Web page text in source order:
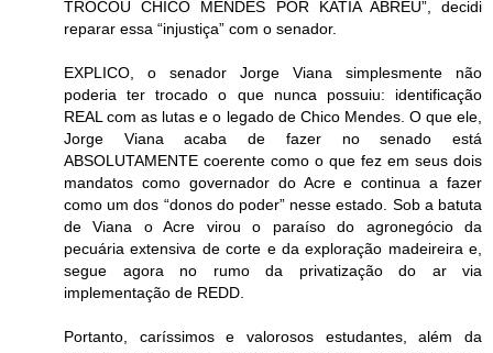
TROCOU CHICO MENDES POR KATIA ABREU”, decidi
reparar essa “injustiça” com o senador.
EXPLICO, o senador Jorge Viana simplesmente não
poderia ter trocado o que nunca possuiu: identificação
REAL com as lutas e o legado de Chico Mendes. O que ele,
Jorge Viana acaba de fazer no senado está
ABSOLUTAMENTE coerente como o que fez em seus dois
mandatos como governador do Acre e continua a fazer
como um dos “donos do poder” nesse estado. Sob a batuta
de Viana o Acre virou o paraíso do agronegócio da
pecuária extensiva de corte e da exploração madeireira e,
segue agora no rumo da privatização do ar via
implementação de REDD.
Portanto, caríssimos e valorosos estudantes, além da